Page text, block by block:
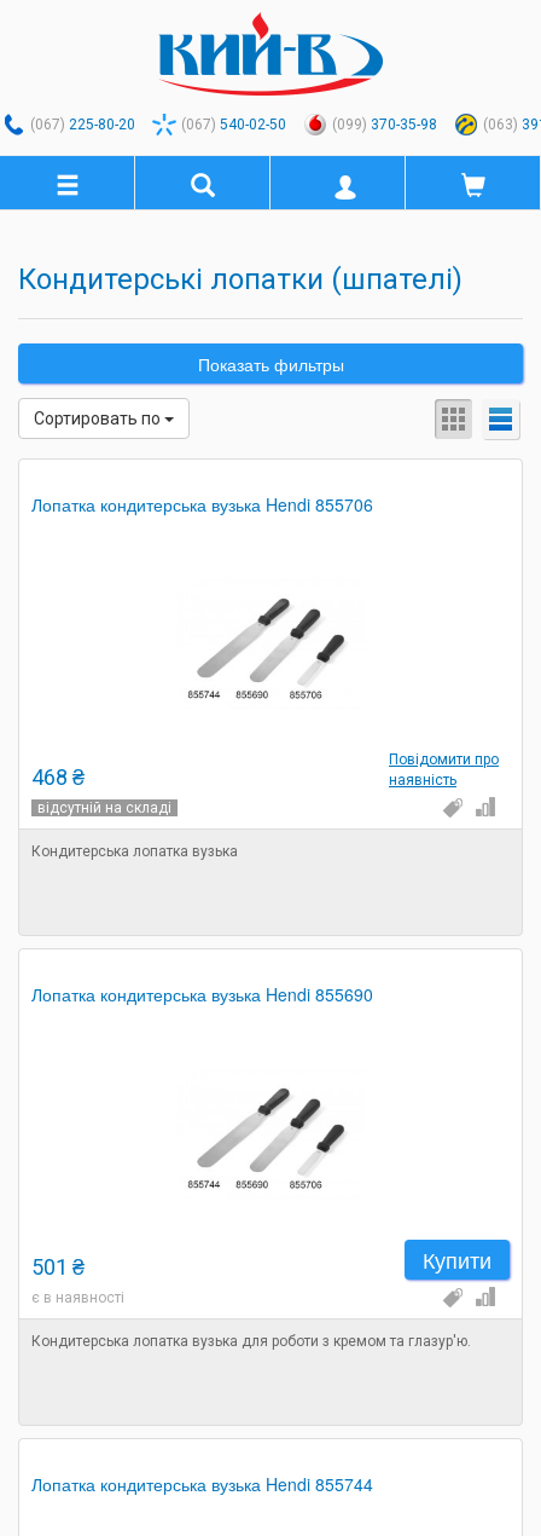
(067) 225-80-20 (067) 540-02-50 (099) 370-35-98 (063)
Показать фильтры
Сортировать по
Лопатка кондитерська вузька Hendi 855706
Повідомити про
наявність
468 ₴
відсутній на складі
Кондитерська лопатка вузька
Лопатка кондитерська вузька Hendi 855690
Купити
501 ₴
є в наявності
Кондитерська лопатка вузька для роботи з кремом та глазур'ю.
Лопатка кондитерська вузька Hendi 855744
Кондитерські лопатки (шпателі)